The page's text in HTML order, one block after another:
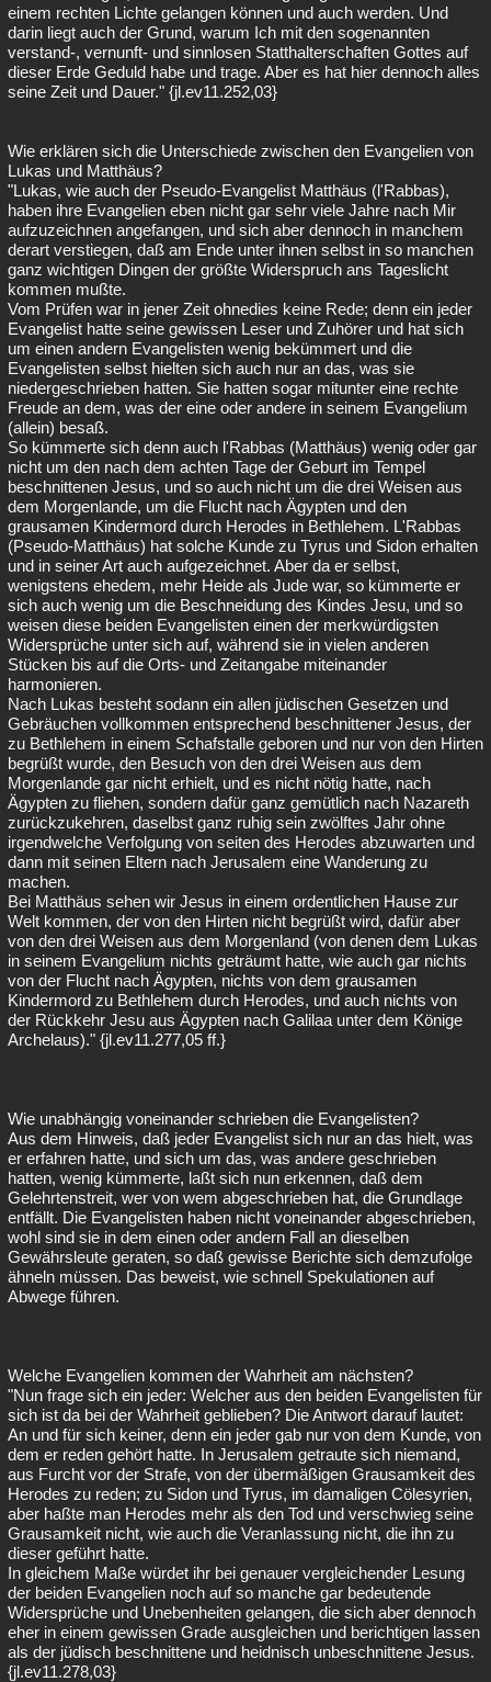
einem rechten Lichte gelangen können und auch werden. Und
darin liegt auch der Grund, warum Ich mit den sogenannten
verstand-, vernunft- und sinnlosen Statthalterschaften Gottes auf
dieser Erde Geduld habe und trage. Aber es hat hier dennoch alles
seine Zeit und Dauer." {jl.ev11.252,03}
Wie erklären sich die Unterschiede zwischen den Evangelien von
Lukas und Matthäus?
"Lukas, wie auch der Pseudo-Evangelist Matthäus (l'Rabbas),
haben ihre Evangelien eben nicht gar sehr viele Jahre nach Mir
aufzuzeichnen angefangen, und sich aber dennoch in manchem
derart verstiegen, daß am Ende unter ihnen selbst in so manchen
ganz wichtigen Dingen der größte Widerspruch ans Tageslicht
kommen mußte.
Vom Prüfen war in jener Zeit ohnedies keine Rede; denn ein jeder
Evangelist hatte seine gewissen Leser und Zuhörer und hat sich
um einen andern Evangelisten wenig bekümmert und die
Evangelisten selbst hielten sich auch nur an das, was sie
niedergeschrieben hatten. Sie hatten sogar mitunter eine rechte
Freude an dem, was der eine oder andere in seinem Evangelium
(allein) besaß.
So kümmerte sich denn auch l'Rabbas (Matthäus) wenig oder gar
nicht um den nach dem achten Tage der Geburt im Tempel
beschnittenen Jesus, und so auch nicht um die drei Weisen aus
dem Morgenlande, um die Flucht nach Ägypten und den
grausamen Kindermord durch Herodes in Bethlehem. L'Rabbas
(Pseudo-Matthäus) hat solche Kunde zu Tyrus und Sidon erhalten
und in seiner Art auch aufgezeichnet. Aber da er selbst,
wenigstens ehedem, mehr Heide als Jude war, so kümmerte er
sich auch wenig um die Beschneidung des Kindes Jesu, und so
weisen diese beiden Evangelisten einen der merkwürdigsten
Widersprüche unter sich auf, während sie in vielen anderen
Stücken bis auf die Orts- und Zeitangabe miteinander
harmonieren.
Nach Lukas besteht sodann ein allen jüdischen Gesetzen und
Gebräuchen vollkommen entsprechend beschnittener Jesus, der
zu Bethlehem in einem Schafstalle geboren und nur von den Hirten
begrüßt wurde, den Besuch von den drei Weisen aus dem
Morgenlande gar nicht erhielt, und es nicht nötig hatte, nach
Ägypten zu fliehen, sondern dafür ganz gemütlich nach Nazareth
zurückzukehren, daselbst ganz ruhig sein zwölftes Jahr ohne
irgendwelche Verfolgung von seiten des Herodes abzuwarten und
dann mit seinen Eltern nach Jerusalem eine Wanderung zu
machen.
Bei Matthäus sehen wir Jesus in einem ordentlichen Hause zur
Welt kommen, der von den Hirten nicht begrüßt wird, dafür aber
von den drei Weisen aus dem Morgenland (von denen dem Lukas
in seinem Evangelium nichts geträumt hatte, wie auch gar nichts
von der Flucht nach Ägypten, nichts von dem grausamen
Kindermord zu Bethlehem durch Herodes, und auch nichts von
der Rückkehr Jesu aus Ägypten nach Galilaa unter dem Könige
Archelaus)." {jl.ev11.277,05 ff.}
Wie unabhängig voneinander schrieben die Evangelisten?
Aus dem Hinweis, daß jeder Evangelist sich nur an das hielt, was
er erfahren hatte, und sich um das, was andere geschrieben
hatten, wenig kümmerte, laßt sich nun erkennen, daß dem
Gelehrtenstreit, wer von wem abgeschrieben hat, die Grundlage
entfällt. Die Evangelisten haben nicht voneinander abgeschrieben,
wohl sind sie in dem einen oder andern Fall an dieselben
Gewährsleute geraten, so daß gewisse Berichte sich demzufolge
ähneln müssen. Das beweist, wie schnell Spekulationen auf
Abwege führen.
Welche Evangelien kommen der Wahrheit am nächsten?
"Nun frage sich ein jeder: Welcher aus den beiden Evangelisten für
sich ist da bei der Wahrheit geblieben? Die Antwort darauf lautet:
An und für sich keiner, denn ein jeder gab nur von dem Kunde, von
dem er reden gehört hatte. In Jerusalem getraute sich niemand,
aus Furcht vor der Strafe, von der übermäßigen Grausamkeit des
Herodes zu reden; zu Sidon und Tyrus, im damaligen Cölesyrien,
aber haßte man Herodes mehr als den Tod und verschwieg seine
Grausamkeit nicht, wie auch die Veranlassung nicht, die ihn zu
dieser geführt hatte.
In gleichem Maße würdet ihr bei genauer vergleichender Lesung
der beiden Evangelien noch auf so manche gar bedeutende
Widersprüche und Unebenheiten gelangen, die sich aber dennoch
eher in einem gewissen Grade ausgleichen und berichtigen lassen
als der jüdisch beschnittene und heidnisch unbeschnittene Jesus.
{jl.ev11.278,03}